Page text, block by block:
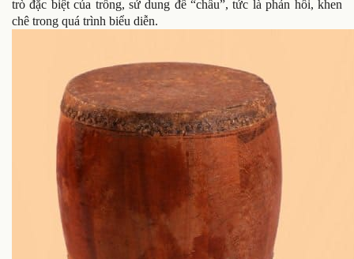
trò đặc biệt của trống, sử dung để “chầu”, tức là phản hồi, khen
chê trong quá trình biểu diễn.